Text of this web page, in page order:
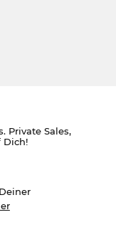
Private Sales,
Dich!